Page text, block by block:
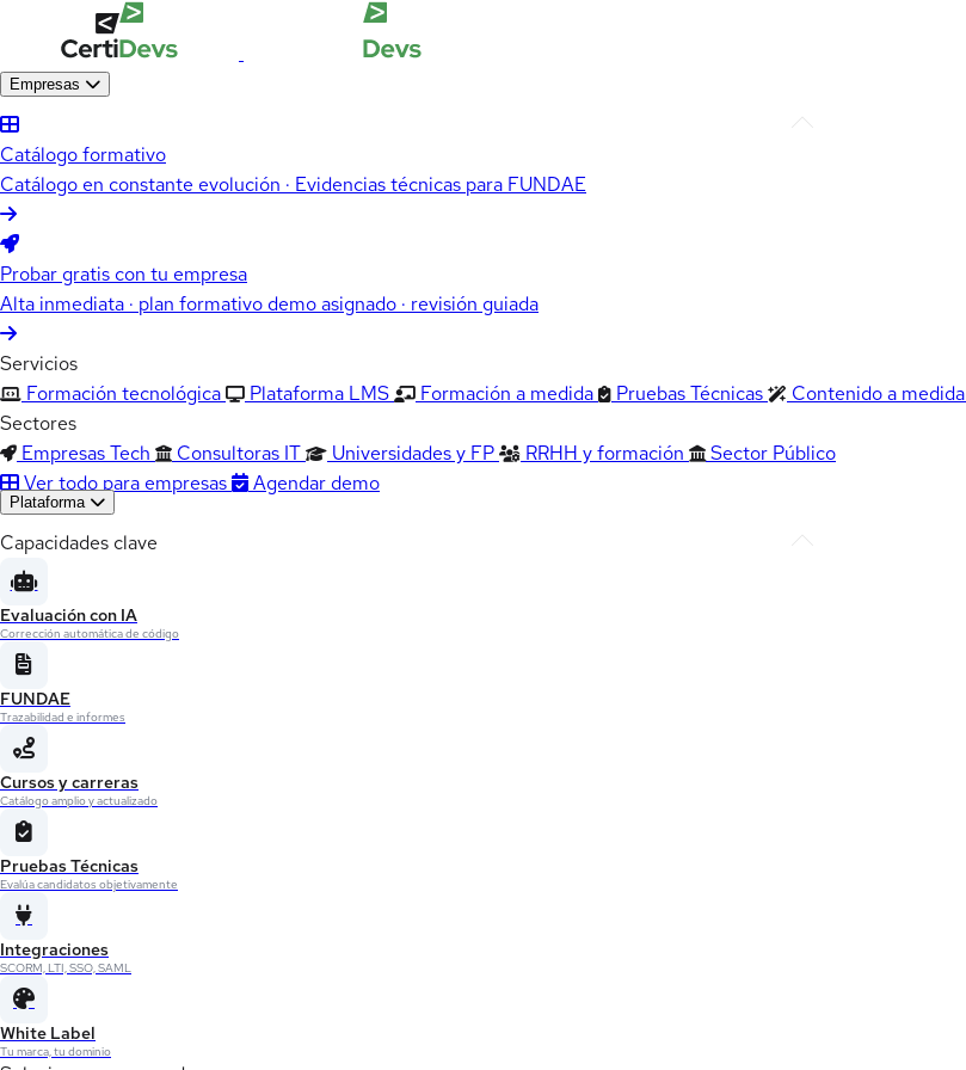
Empresas
Catálogo formativo
Catálogo en constante evolución · Evidencias técnicas para FUNDAE
Probar gratis con tu empresa
Alta inmediata · plan formativo demo asignado · revisión guiada
Servicios
Formación tecnológica
Plataforma LMS Formación a medida Pruebas Técnicas Contenido a medida
Sectores
Empresas Tech
Consultoras IT Universidades y FP RRHH y formación
Sector Público
Ver todo para empresas
Agendar demo
Plataforma
Capacidades clave
Evaluación con IA
Corrección automática de código
FUNDAE
Trazabilidad e informes
Cursos y carreras
Catálogo amplio y actualizado
Pruebas Técnicas
Evalúa candidatos objetivamente
Integraciones
SCORM, LTI, SSO, SAML
White Label
Tu marca, tu dominio